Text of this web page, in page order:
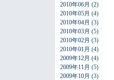
2010年06月 (2)
2010年05月 (4)
2010年04月 (3)
2010年03月 (5)
2010年02月 (3)
2010年01月 (4)
2009年12月 (4)
2009年11月 (5)
2009年10月 (3)